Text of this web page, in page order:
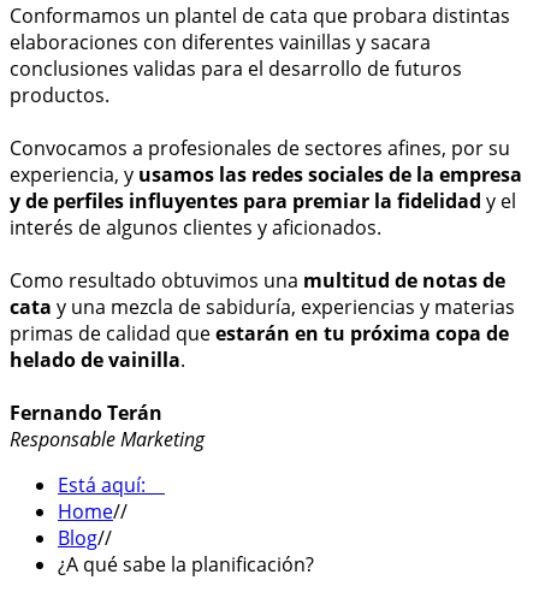
Conformamos un plantel de cata que probara distintas
elaboraciones con diferentes vainillas y sacara
conclusiones validas para el desarrollo de futuros
productos.
Convocamos a profesionales de sectores afines, por su
experiencia, y usamos las redes sociales de la empresa
y de perfiles influyentes para premiar la fidelidad y el
interés de algunos clientes y aficionados.
Como resultado obtuvimos una multitud de notas de
cata y una mezcla de sabiduría, experiencias y materias
primas de calidad queestarán en tu próxima copa de
helado de vainilla.
Fernando Terán
Responsable Marketing
Está aquí:
Home//
Blog//
¿A qué sabe la planificación?